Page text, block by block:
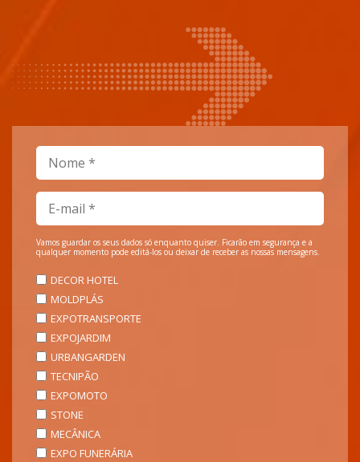
Vamos guardar os seus dados só enquanto quiser. Ficarão em segurança e a
qualquer momento pode editá-los ou deixar de receber as nossas mensagens.
DECOR HOTEL
MOLDPLÁS
EXPOTRANSPORTE
EXPOJARDIM
URBANGARDEN
TECNIPÃO
EXPOMOTO
STONE
MECÂNICA
EXPO FUNERÁRIA